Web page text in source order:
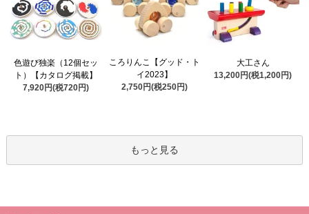
色遊び独楽（12個セッ
ト）【カタログ掲載】
7,920円(税720円)
ころりんこ【グッド・ト
イ2023】
2,750円(税250円)
大工さん
13,200円(税1,200円)
もっと見る